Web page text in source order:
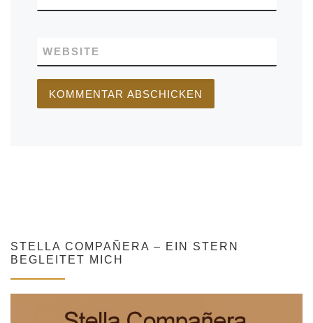
WEBSITE
STELLA COMPAÑERA – EIN STERN
BEGLEITET MICH